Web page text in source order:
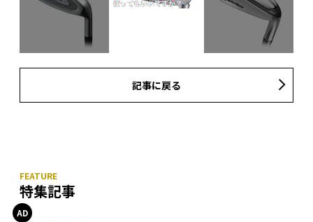
記事に戻る
特集記事